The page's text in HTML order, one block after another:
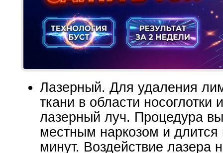
Лазерный. Для удаления
ткани в области носоглотки
лазерный луч. Процедура
местным наркозом и
минут. Воздействие лазера